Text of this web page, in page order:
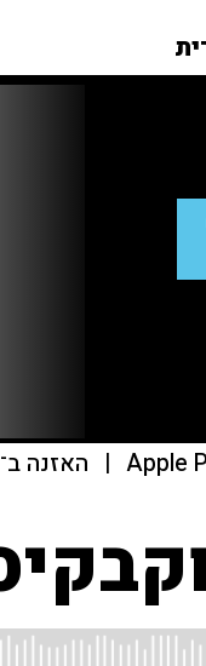
| האזנה ב־youtube